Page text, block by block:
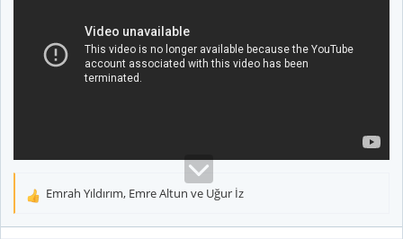
T
Emrah Yıldırım, Emre Altun ve Uğur İz